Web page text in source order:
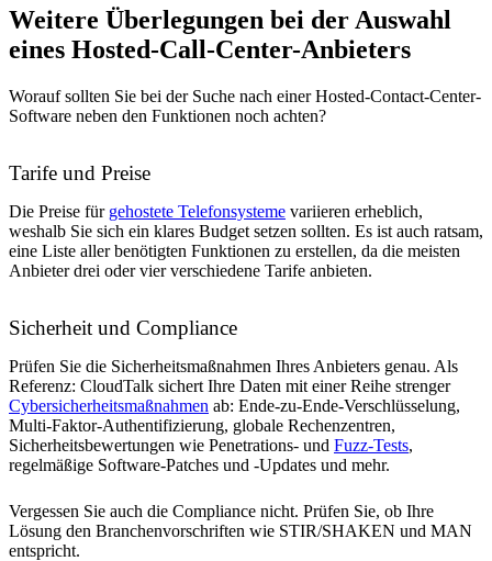
Weitere Überlegungen bei der Auswahl
eines Hosted-Call-Center-Anbieters
Worauf sollten Sie bei der Suche nach einer Hosted-Contact-Center-
Software neben den Funktionen noch achten?
Tarife und Preise
Die Preise für gehostete Telefonsysteme variieren erheblich,
weshalb Sie sich ein klares Budget setzen sollten. Es ist auch ratsam,
eine Liste aller benötigten Funktionen zu erstellen, da die meisten
Anbieter drei oder vier verschiedene Tarife anbieten.
Sicherheit und Compliance
Prüfen Sie die Sicherheitsmaßnahmen Ihres Anbieters genau. Als
Referenz: CloudTalk sichert Ihre Daten mit einer Reihe strenger
Cybersicherheitsmaßnahmen ab: Ende-zu-Ende-Verschlüsselung,
Multi-Faktor-Authentifizierung, globale Rechenzentren,
Sicherheitsbewertungen wie Penetrations- und Fuzz-Tests,
regelmäßige Software-Patches und -Updates und mehr.
Vergessen Sie auch die Compliance nicht. Prüfen Sie, ob Ihre
Lösung den Branchenvorschriften wie STIR/SHAKEN und MAN
entspricht.